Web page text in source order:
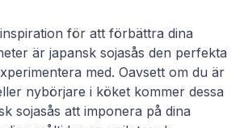
för att förbättra dina
är japansk sojasås den perfekta
med. Oavsett om du är
nybörjare i köket kommer dessa
sojasås att imponera på dina